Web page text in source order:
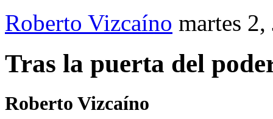
Roberto Vizcaíno martes
Tras la puerta del
Roberto Vizcaíno